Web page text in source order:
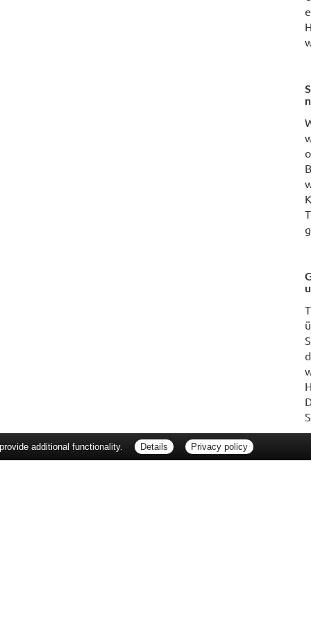
additional functionality. Details Privacy policy